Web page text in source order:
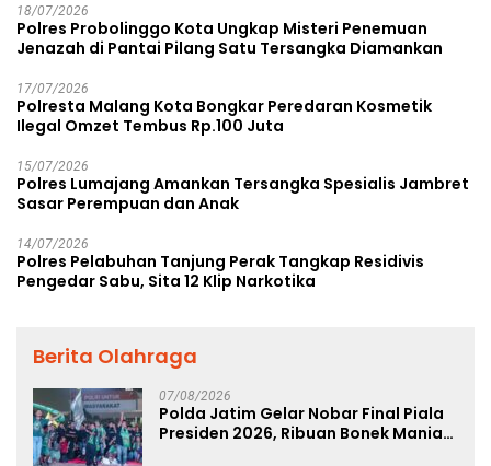
18/07/2026
Polres Probolinggo Kota Ungkap Misteri Penemuan
Jenazah di Pantai Pilang Satu Tersangka Diamankan
17/07/2026
Polresta Malang Kota Bongkar Peredaran Kosmetik
Ilegal Omzet Tembus Rp.100 Juta
15/07/2026
Polres Lumajang Amankan Tersangka Spesialis Jambret
Sasar Perempuan dan Anak
14/07/2026
Polres Pelabuhan Tanjung Perak Tangkap Residivis
Pengedar Sabu, Sita 12 Klip Narkotika
Berita Olahraga
07/08/2026
Polda Jatim Gelar Nobar Final Piala
Presiden 2026, Ribuan Bonek Mania